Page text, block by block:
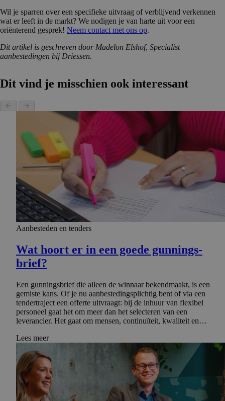
Wil je sparren over een specifieke uitvraag of verblijvend verkennen
wat er leeft in de markt? We nodigen je van harte uit voor een
oriënterend gesprek! Neem contact met ons op.
Dit artikel is geschreven door Madelon Elshof, Specialist
aanbestedingen bij Driessen.
Dit vind je misschien ook interessant
Aanbesteden en tenders
Wat hoort er in een goede gunnings­
brief?
Een gunningsbrief die alleen de winnaar bekendmaakt, is een
gemiste kans. Of je nu aanbestedingsplichtig bent of via een
tendertraject een offerte uitvraagt: bij de inhuur van flexibel
personeel gaat het om meer dan het selecteren van een
leverancier. Het gaat om mensen, continuïteit, kwaliteit en…
Lees meer